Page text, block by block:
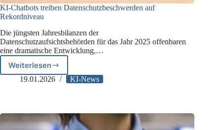
KI-Chatbots treiben Datenschutzbeschwerden auf
Rekordniveau
Die jüngsten Jahresbilanzen der
Datenschutzaufsichtsbehörden für das Jahr 2025 offenbaren
eine dramatische Entwicklung,…
Weiterlesen
KI-
Chatbots
Rekordniveau
19.01.2026 KI-News